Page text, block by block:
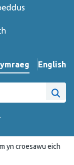
iaith y wefan
English
–
yn croesawu eich